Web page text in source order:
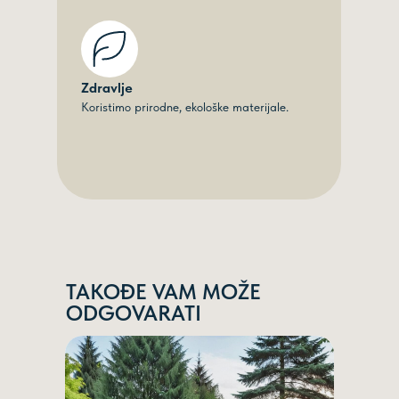
Zdravlje
Koristimo prirodne, ekološke materijale.
TAKOĐE VAM MOŽE
ODGOVARATI